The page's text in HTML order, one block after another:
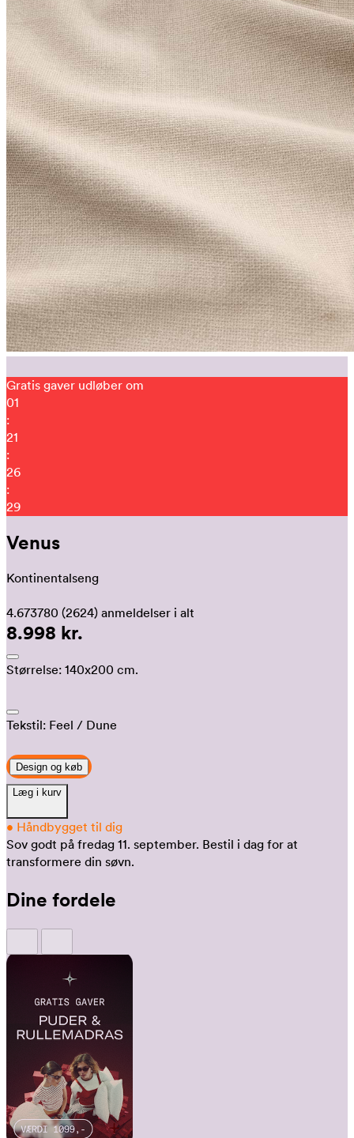
Gratis gaver udløber om
01
:
21
:
26
:
20
Venus
Kontinentalseng
4.673780 (2624) anmeldelser i alt
8.998 kr.
Størrelse: 140x200 cm.
Tekstil: Feel / Dune
Design og køb
Læg i kurv
• Håndbygget til dig
Sov godt på fredag 11. september. Bestil i dag for at
transformere din søvn.
Dine fordele